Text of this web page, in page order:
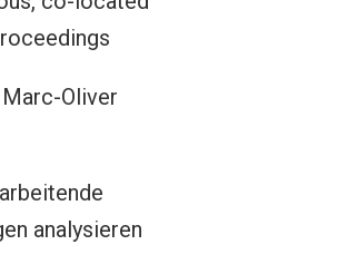
Oliver
analysieren